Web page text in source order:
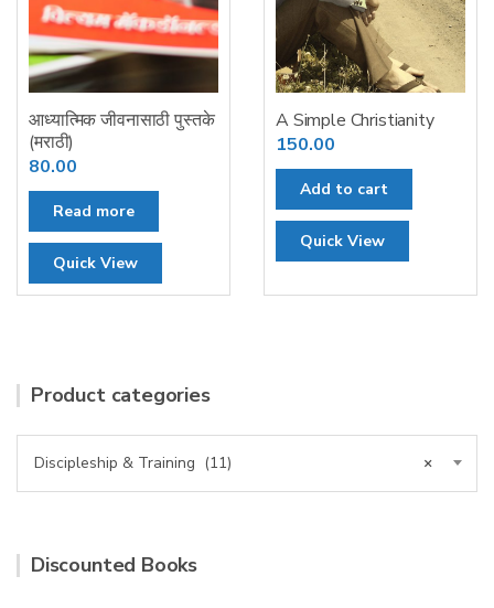
आध्यात्मिक जीवनासाठी पुस्तके
(मराठी)
80.00
Read more
Quick View
A Simple Christianity
150.00
Add to cart
Quick View
Product categories
×
Discipleship & Training (11)
Discounted Books